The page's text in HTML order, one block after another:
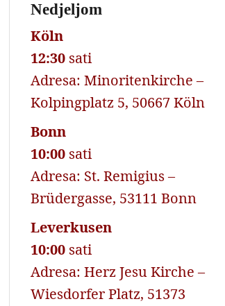
Nedjeljom
Köln
12:30 sati
Adresa: Minoritenkirche –
Kolpingplatz 5, 50667 Köln
Bonn
10:00 sati
Adresa: St. Remigius –
Brüdergasse, 53111 Bonn
Leverkusen
10:00 sati
Adresa: Herz Jesu Kirche –
Wiesdorfer Platz, 51373